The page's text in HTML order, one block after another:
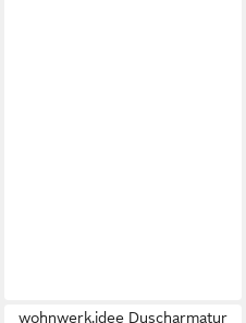
wohnwerk.idee Duscharmatur